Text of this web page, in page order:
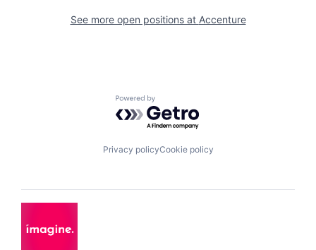
See more open positions at Accenture
Powered by Getro.com
Privacy policyCookie policy